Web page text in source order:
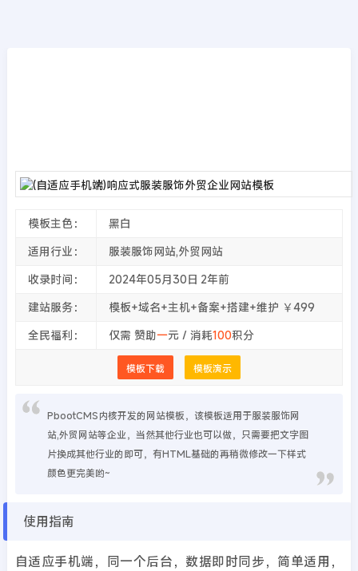
模板主色：
黑白
适用行业：
服装服饰网站,外贸网站
收录时间：
2024年05月30日 2年前
建站服务：
模板+域名+主机+备案+搭建+维护 ￥499
全民福利：
仅需 赞助一元 / 消耗100积分
模板下载 模板演示
PbootCMS内核开发的网站模板，该模板适用于服装服饰网
站,外贸网站等企业，当然其他行业也可以做，只需要把文字图
片换成其他行业的即可，有HTML基础的再稍微修改一下样式
颜色更完美哟~
使用指南
自适应手机端，同一个后台，数据即时同步，简单适用，